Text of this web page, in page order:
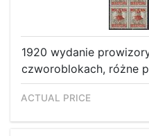
1920 wydanie
czworoblokach, różne